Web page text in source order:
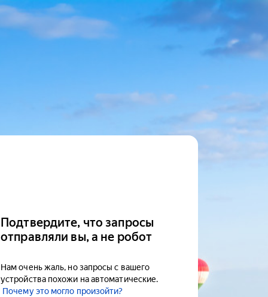
Подтвердите, что запросы
отправляли вы, а не робот
Нам очень жаль, но запросы с вашего
устройства похожи на автоматические.
Почему это могло произойти?